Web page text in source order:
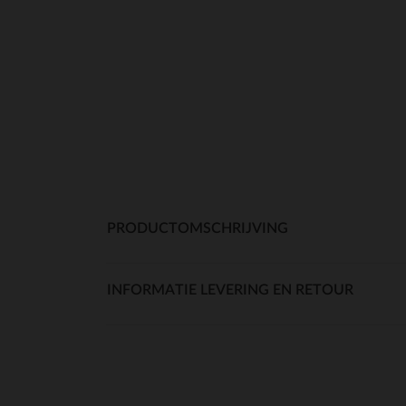
PRODUCTOMSCHRIJVING
INFORMATIE LEVERING EN RETOUR